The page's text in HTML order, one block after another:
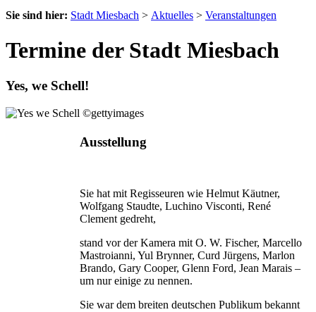
Sie sind hier: Stadt Miesbach > Aktuelles > Veranstaltungen
Termine der Stadt Miesbach
Yes, we Schell!
Ausstellung
Sie hat mit Regisseuren wie Helmut Käutner,
Wolfgang Staudte, Luchino Visconti, René
Clement gedreht,
stand vor der Kamera mit O. W. Fischer, Marcello
Mastroianni, Yul Brynner, Curd Jürgens, Marlon
Brando, Gary Cooper, Glenn Ford, Jean Marais –
um nur einige zu nennen.
Sie war dem breiten deutschen Publikum bekannt